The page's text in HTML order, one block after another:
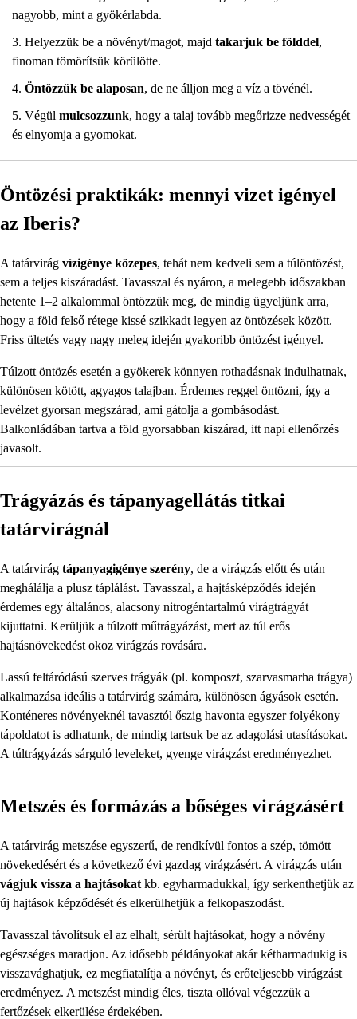
nagyobb, mint a gyökérlabda.
Helyezzük be a növényt/magot, majd takarjuk be földdel,
finoman tömörítsük körülötte.
Öntözzük be alaposan, de ne álljon meg a víz a tövénél.
Végül mulcsozzunk, hogy a talaj tovább megőrizze nedvességét
és elnyomja a gyomokat.
Öntözési praktikák: mennyi vizet igényel
az Iberis?
A tatárvirág vízigénye közepes, tehát nem kedveli sem a túlöntözést,
sem a teljes kiszáradást. Tavasszal és nyáron, a melegebb időszakban
hetente 1–2 alkalommal öntözzük meg, de mindig ügyeljünk arra,
hogy a föld felső rétege kissé szikkadt legyen az öntözések között.
Friss ültetés vagy nagy meleg idején gyakoribb öntözést igényel.
Túlzott öntözés esetén a gyökerek könnyen rothadásnak indulhatnak,
különösen kötött, agyagos talajban. Érdemes reggel öntözni, így a
levélzet gyorsan megszárad, ami gátolja a gombásodást.
Balkonládában tartva a föld gyorsabban kiszárad, itt napi ellenőrzés
javasolt.
Trágyázás és tápanyagellátás titkai
tatárvirágnál
A tatárvirág tápanyagigénye szerény, de a virágzás előtt és után
meghálálja a plusz táplálást. Tavasszal, a hajtásképződés idején
érdemes egy általános, alacsony nitrogéntartalmú virágtrágyát
kijuttatni. Kerüljük a túlzott műtrágyázást, mert az túl erős
hajtásnövekedést okoz virágzás rovására.
Lassú feltáródású szerves trágyák (pl. komposzt, szarvasmarha trágya)
alkalmazása ideális a tatárvirág számára, különösen ágyások esetén.
Konténeres növényeknél tavasztól őszig havonta egyszer folyékony
tápoldatot is adhatunk, de mindig tartsuk be az adagolási utasításokat.
A túltrágyázás sárguló leveleket, gyenge virágzást eredményezhet.
Metszés és formázás a bőséges virágzásért
A tatárvirág metszése egyszerű, de rendkívül fontos a szép, tömött
növekedésért és a következő évi gazdag virágzásért. A virágzás után
vágjuk vissza a hajtásokat kb. egyharmadukkal, így serkenthetjük az
új hajtások képződését és elkerülhetjük a felkopaszodást.
Tavasszal távolítsuk el az elhalt, sérült hajtásokat, hogy a növény
egészséges maradjon. Az idősebb példányokat akár kétharmadukig is
visszavághatjuk, ez megfiatalítja a növényt, és erőteljesebb virágzást
eredményez. A metszést mindig éles, tiszta ollóval végezzük a
fertőzések elkerülése érdekében.